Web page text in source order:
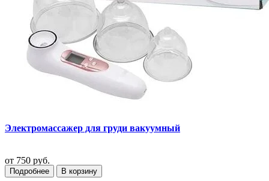
Электромассажер для груди вакуумный
от 750 руб.
Подробнее В корзину